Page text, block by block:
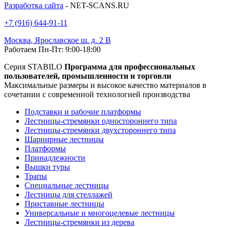
Разработка сайта - NET-SCANS.RU
+7 (916) 644-91-11
Москва, Ярославское ш. д. 2 В
Работаем Пн-Пт: 9:00-18:00
Серия STABILO Программа для профессиональных
пользователей, промышленности и торговли
Максимальные размеры и высокое качество материалов в
сочетании с современной технологией производства
Подставки и рабочие платформы
Лестницы-стремянки одностороннего типа
Лестницы-стремянки двухстороннего типа
Шарнирные лестницы
Платформы
Принадлежности
Вышки туры
Трапы
Специальные лестницы
Лестницы для стеллажей
Приставные лестницы
Универсальные и многоцелевые лестницы
Лестницы-стремянки из дерева